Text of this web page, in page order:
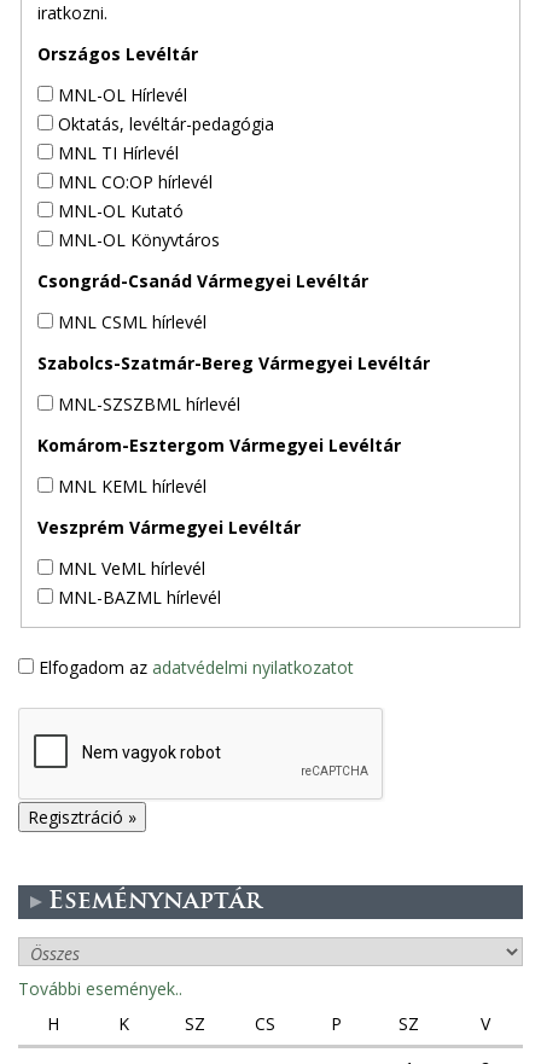
iratkozni.
Országos Levéltár
MNL-OL Hírlevél
Oktatás, levéltár-pedagógia
MNL TI Hírlevél
MNL CO:OP hírlevél
MNL-OL Kutató
MNL-OL Könyvtáros
Csongrád-Csanád Vármegyei Levéltár
MNL CSML hírlevél
Szabolcs-Szatmár-Bereg Vármegyei Levéltár
MNL-SZSZBML hírlevél
Komárom-Esztergom Vármegyei Levéltár
MNL KEML hírlevél
Veszprém Vármegyei Levéltár
MNL VeML hírlevél
MNL-BAZML hírlevél
Elfogadom az adatvédelmi nyilatkozatot
Eseménynaptár
További események..
H
K SZ CS P SZ
V